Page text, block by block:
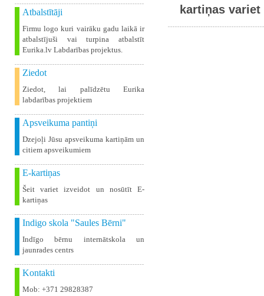
Atbalstītāji
Firmu logo kuri vairāku gadu laikā ir
atbalstījuši vai turpina atbalstīt
Eurika.lv Labdarības projektus.
Ziedot
Ziedot, lai palīdzētu Eurika
labdarības projektiem
Apsveikuma pantiņi
Dzejoļi Jūsu apsveikuma kartiņām un
citiem apsveikumiem
E-kartiņas
Šeit variet izveidot un nosūtīt E-
kartiņas
Indigo skola "Saules Bērni"
Indīgo bērnu internātskola un
jaunrades centrs
Kontakti
Mob: +371 29828387
kartiņas variet